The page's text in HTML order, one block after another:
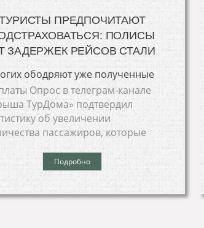
ПРЕДПОЧИТАЮТ
ПОЛИСЫ
ЗАДЕРЖЕК РЕЙСОВ СТАЛИ
ободряют уже полученные
Опрос в телеграм-канале
ТурДома» подтвердил
об увеличении
пассажиров, которые
Подробно